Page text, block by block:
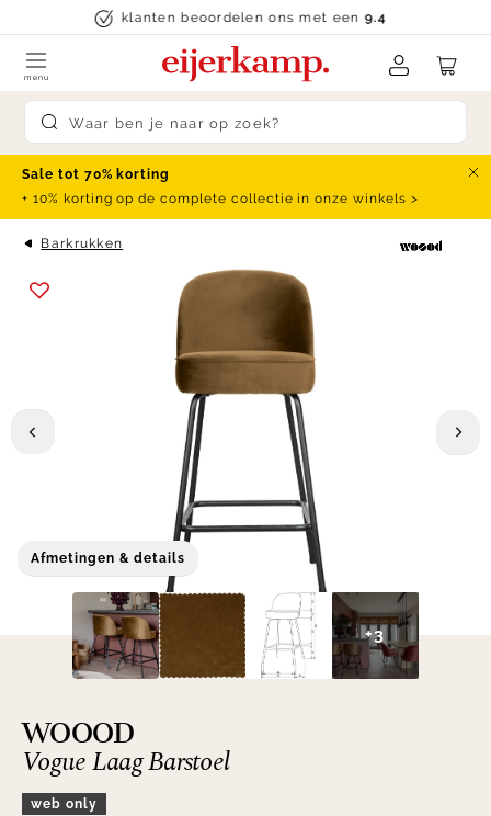
Skip to contentklanten beoordelen ons met een9.4
Submit search
menu
Sale tot 70% korting
+ 10% korting op de complete collectie in onze winkels >
Barkrukken
Afmetingen & details
+3
WOOOD
Vogue Laag Barstoel
web only